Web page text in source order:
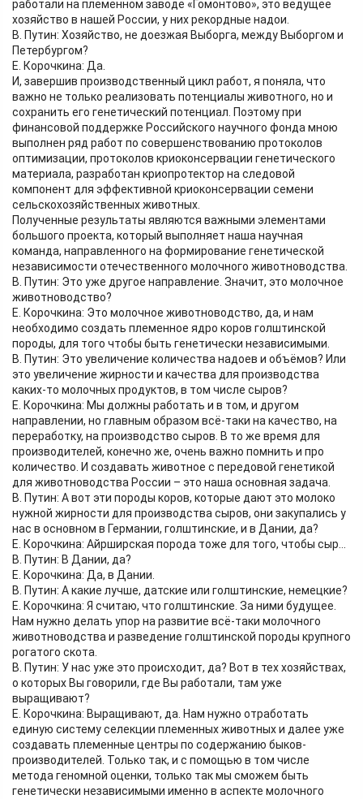
работали на племенном заводе «Гомонтово», это ведущее
хозяйство в нашей России, у них рекордные надои.
В. Путин: Хозяйство, не доезжая Выборга, между Выборгом и
Петербургом?
Е. Корочкина: Да.
И, завершив производственный цикл работ, я поняла, что
важно не только реализовать потенциалы животного, но и
сохранить его генетический потенциал. Поэтому при
финансовой поддержке Российского научного фонда мною
выполнен ряд работ по совершенствованию протоколов
оптимизации, протоколов криоконсервации генетического
материала, разработан криопротектор на следовой
компонент для эффективной криоконсервации семени
сельскохозяйственных животных.
Полученные результаты являются важными элементами
большого проекта, который выполняет наша научная
команда, направленного на формирование генетической
независимости отечественного молочного животноводства.
В. Путин: Это уже другое направление. Значит, это молочное
животноводство?
Е. Корочкина: Это молочное животноводство, да, и нам
необходимо создать племенное ядро коров голштинской
породы, для того чтобы быть генетически независимыми.
В. Путин: Это увеличение количества надоев и объёмов? Или
это увеличение жирности и качества для производства
каких-то молочных продуктов, в том числе сыров?
Е. Корочкина: Мы должны работать и в том, и другом
направлении, но главным образом всё-таки на качество, на
переработку, на производство сыров. В то же время для
производителей, конечно же, очень важно помнить и про
количество. И создавать животное с передовой генетикой
для животноводства России – это наша основная задача.
В. Путин: А вот эти породы коров, которые дают это молоко
нужной жирности для производства сыров, они закупались у
нас в основном в Германии, голштинские, и в Дании, да?
Е. Корочкина: Айрширская порода тоже для того, чтобы сыр…
В. Путин: В Дании, да?
Е. Корочкина: Да, в Дании.
В. Путин: А какие лучше, датские или голштинские, немецкие?
Е. Корочкина: Я считаю, что голштинские. За ними будущее.
Нам нужно делать упор на развитие всё-таки молочного
животноводства и разведение голштинской породы крупного
рогатого скота.
В. Путин: У нас уже это происходит, да? Вот в тех хозяйствах,
о которых Вы говорили, где Вы работали, там уже
выращивают?
Е. Корочкина: Выращивают, да. Нам нужно отработать
единую систему селекции племенных животных и далее уже
создавать племенные центры по содержанию быков-
производителей. Только так, и с помощью в том числе
метода геномной оценки, только так мы сможем быть
генетически независимыми именно в аспекте молочного